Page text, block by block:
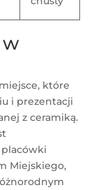
które
i prezentacji
z ceramiką.
Miejskiego,